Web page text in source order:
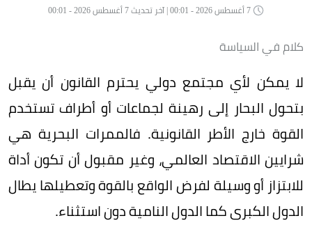
كلام في السياسة
لا يمكن لأي مجتمع دولي يحترم القانون أن يقبل
بتحول البحار إلى رهينة لجماعات أو أطراف تستخدم
القوة خارج الأطر القانونية. فالممرات البحرية هي
شرايين الاقتصاد العالمي، وغير مقبول أن تكون أداة
للابتزاز أو وسيلة لفرض الواقع بالقوة وتعطيلها يطال
الدول الكبرى كما الدول النامية دون استثناء.